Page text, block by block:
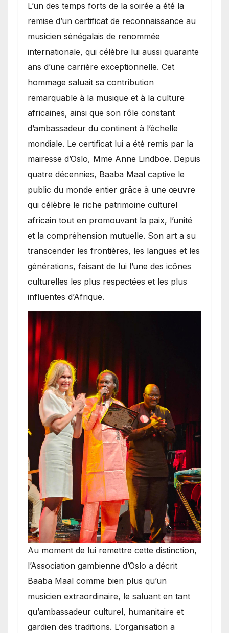
​L’un des temps forts de la soirée a été la
remise d’un certificat de reconnaissance au
musicien sénégalais de renommée
internationale, qui célèbre lui aussi quarante
ans d’une carrière exceptionnelle. Cet
hommage saluait sa contribution
remarquable à la musique et à la culture
africaines, ainsi que son rôle constant
d’ambassadeur du continent à l’échelle
mondiale. Le certificat lui a été remis par la
mairesse d’Oslo, Mme Anne Lindboe. Depuis
quatre décennies, Baaba Maal captive le
public du monde entier grâce à une œuvre
qui célèbre le riche patrimoine culturel
africain tout en promouvant la paix, l’unité
et la compréhension mutuelle. Son art a su
transcender les frontières, les langues et les
générations, faisant de lui l’une des icônes
culturelles les plus respectées et les plus
influentes d’Afrique.
​Au moment de lui remettre cette distinction,
l’Association gambienne d’Oslo a décrit
Baaba Maal comme bien plus qu’un
musicien extraordinaire, le saluant en tant
qu’ambassadeur culturel, humanitaire et
gardien des traditions. L’organisation a